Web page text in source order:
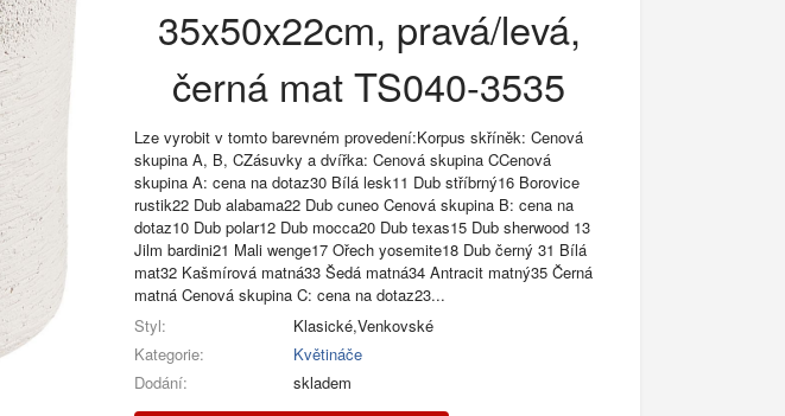
35x50x22cm, pravá/levá,
černá mat TS040-3535
Lze vyrobit v tomto barevném provedení:Korpus skříněk: Cenová
skupina A, B, CZásuvky a dvířka: Cenová skupina CCenová
skupina A: cena na dotaz30 Bílá lesk11 Dub stříbrný16 Borovice
rustik22 Dub alabama22 Dub cuneo Cenová skupina B: cena na
dotaz10 Dub polar12 Dub mocca20 Dub texas15 Dub sherwood 13
Jilm bardini21 Mali wenge17 Ořech yosemite18 Dub černý 31 Bílá
mat32 Kašmírová matná33 Šedá matná34 Antracit matný35 Černá
matná Cenová skupina C: cena na dotaz23...
Styl:
Klasické,Venkovské
Kategorie:
Květináče
Dodání:
skladem